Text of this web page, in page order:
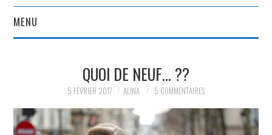
MENU
DANS MON BLOG, JE VEUX
PARTAGER MES
QUOI DE NEUF… ??
5 FÉVRIER 2017 ALINA 5 COMMENTAIRES